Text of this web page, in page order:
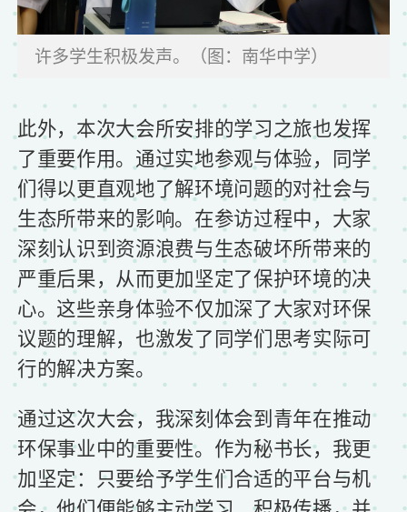
许多学生积极发声。（图：南华中学）
此外，本次大会所安排的学习之旅也发挥
了重要作用。通过实地参观与体验，同学
们得以更直观地了解环境问题的对社会与
生态所带来的影响。在参访过程中，大家
深刻认识到资源浪费与生态破坏所带来的
严重后果，从而更加坚定了保护环境的决
心。这些亲身体验不仅加深了大家对环保
议题的理解，也激发了同学们思考实际可
行的解决方案。
通过这次大会，我深刻体会到青年在推动
环保事业中的重要性。作为秘书长，我更
加坚定：只要给予学生们合适的平台与机